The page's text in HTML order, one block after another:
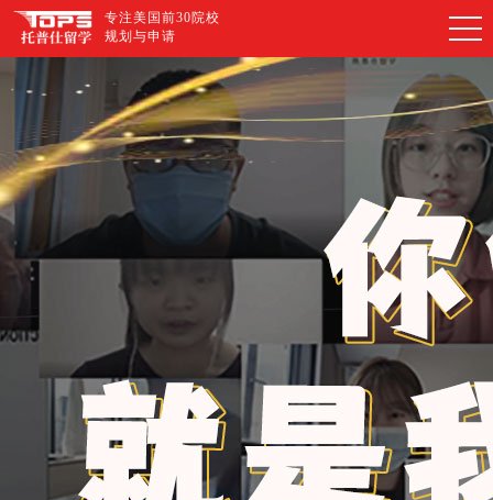
专注美国前30院校
规划与申请